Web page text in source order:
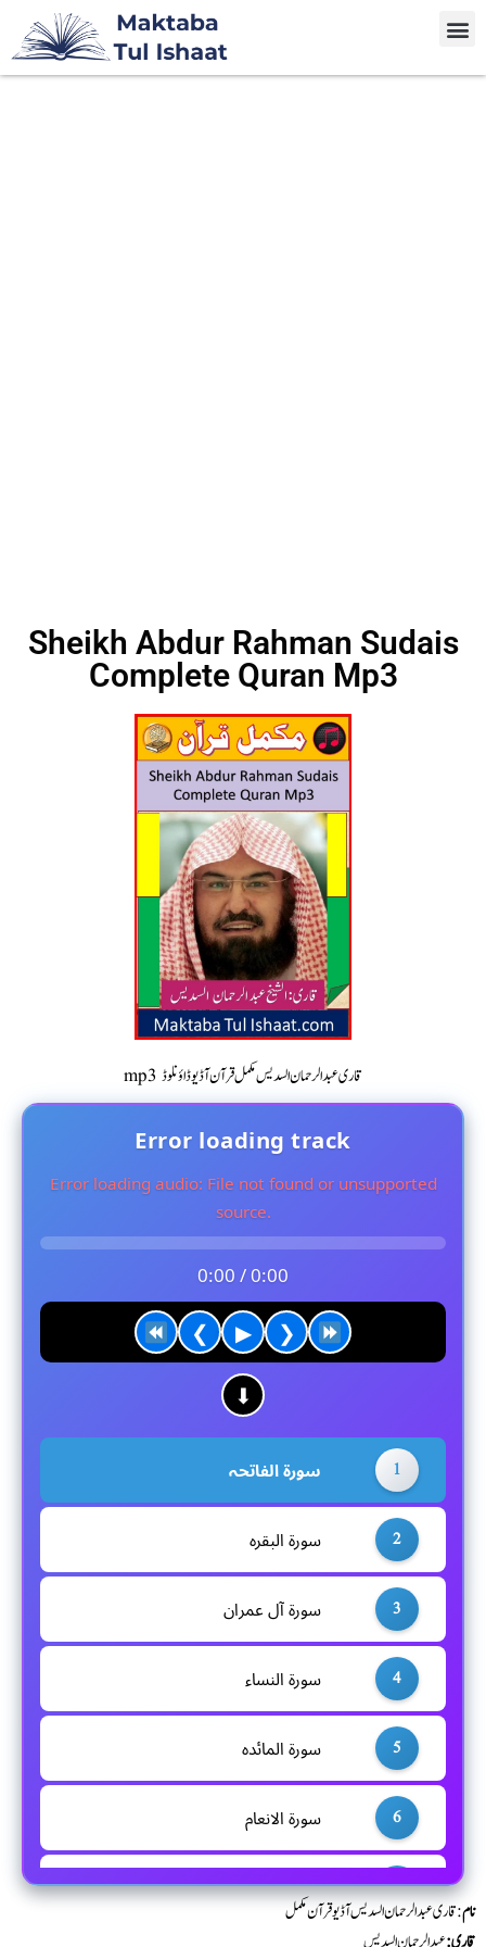
Sheikh Abdur Rahman Sudais
Complete Quran Mp3
mp3 قاری عبدالرحمان السدیس مکمل قرآن آڈیو ڈاؤنلوڈ
Error loading track
Error loading audio: File not found or unsupported
source.
0:00 / 0:00
❮ ▶ ❯
⬇
1 سورۃ الفاتحہ
2 سورۃ البقرہ
3 سورۃ آل عمران
4 سورۃ النساء
5 سورۃ المائدہ
6 سورۃ الانعام
7 سورۃ الاعراف
نام: قاری عبدالرحمان السدیس آڈیوقرآن مکمل